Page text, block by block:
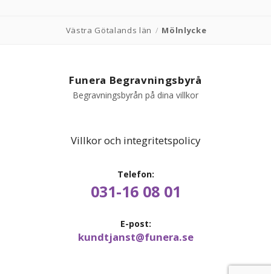
Västra Götalands län / Mölnlycke
Funera Begravningsbyrå
Begravningsbyrån på dina villkor
Villkor och integritetspolicy
Telefon:
031-16 08 01
E-post:
kundtjanst@funera.se